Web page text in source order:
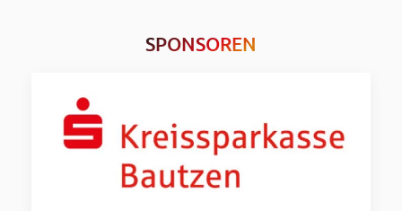
SPONSOREN